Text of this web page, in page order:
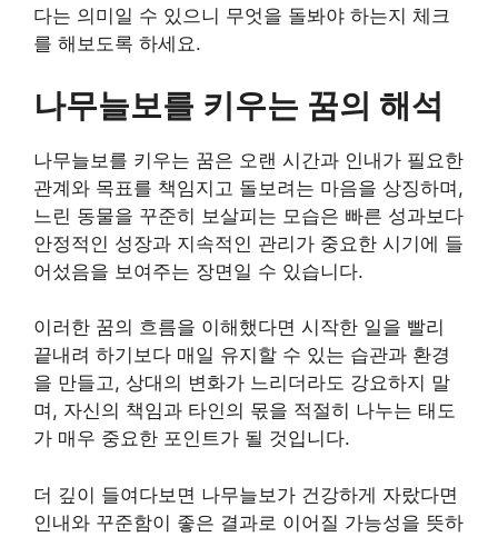
다는 의미일 수 있으니 무엇을 돌봐야 하는지 체크
를 해보도록 하세요.
나무늘보를 키우는 꿈의 해석
나무늘보를 키우는 꿈은 오랜 시간과 인내가 필요한
관계와 목표를 책임지고 돌보려는 마음을 상징하며,
느린 동물을 꾸준히 보살피는 모습은 빠른 성과보다
안정적인 성장과 지속적인 관리가 중요한 시기에 들
어섰음을 보여주는 장면일 수 있습니다.
이러한 꿈의 흐름을 이해했다면 시작한 일을 빨리
끝내려 하기보다 매일 유지할 수 있는 습관과 환경
을 만들고, 상대의 변화가 느리더라도 강요하지 말
며, 자신의 책임과 타인의 몫을 적절히 나누는 태도
가 매우 중요한 포인트가 될 것입니다.
더 깊이 들여다보면 나무늘보가 건강하게 자랐다면
인내와 꾸준함이 좋은 결과로 이어질 가능성을 뜻하